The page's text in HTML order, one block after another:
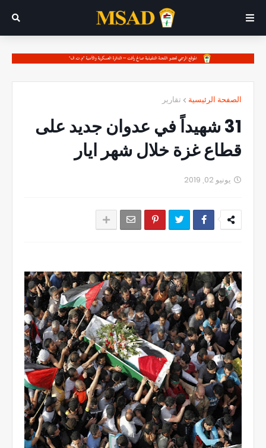
الصفحة الرئيسية تقارير
31 شهيداً في عدوان جديد على
قطاع غزة خلال شهر ايار
يونيو 02, 2019